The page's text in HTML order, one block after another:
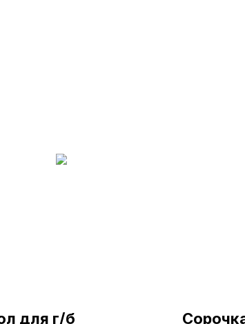
для г/б